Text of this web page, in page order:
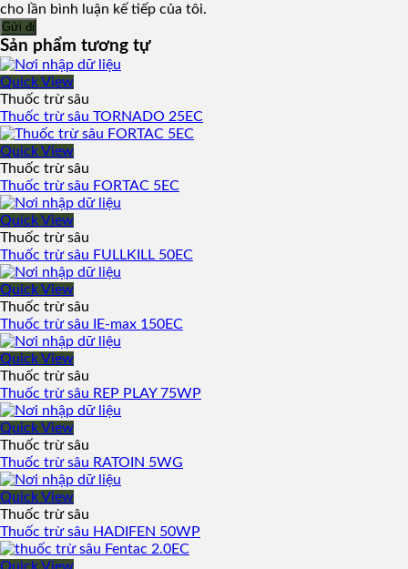
cho lần bình luận kế tiếp của tôi.
Sản phẩm tương tự
Quick View
Thuốc trừ sâu
Thuốc trừ sâu TORNADO 25EC
Quick View
Thuốc trừ sâu
Thuốc trừ sâu FORTAC 5EC
Quick View
Thuốc trừ sâu
Thuốc trừ sâu FULLKILL 50EC
Quick View
Thuốc trừ sâu
Thuốc trừ sâu IE-max 150EC
Quick View
Thuốc trừ sâu
Thuốc trừ sâu REP PLAY 75WP
Quick View
Thuốc trừ sâu
Thuốc trừ sâu RATOIN 5WG
Quick View
Thuốc trừ sâu
Thuốc trừ sâu HADIFEN 50WP